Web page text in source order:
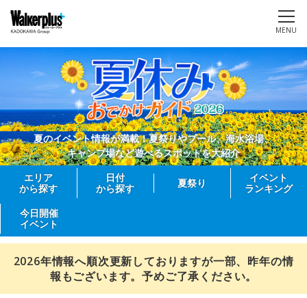
MENU
夏のイベント情報が満載！夏祭りやプール、海水浴場、
キャンプ場など遊べるスポットを大紹介
エリア
から探す
日付
から探す
夏祭り
イベント
ランキング
今日開催
イベント
2026年情報へ順次更新しておりますが一部、昨年の情
報もございます。予めご了承ください。